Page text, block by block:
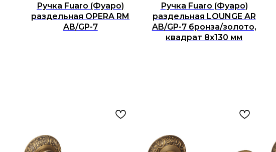
Ручка Fuaro (Фуаро)
раздельная OPERA RM
AB/GP-7
Ручка Fuaro (Фуаро)
раздельная LOUNGE AR
AB/GP-7 бронза/золото,
квадрат 8x130 мм